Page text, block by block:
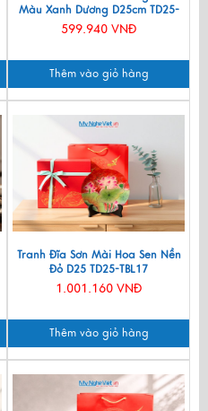
Màu Xanh Dương D25cm TD25-
2.2
599.940 VNĐ
Thêm vào giỏ hàng
Tranh Đĩa Sơn Mài Hoa Sen Nền
Đỏ D25 TD25-TBL17
1.001.160 VNĐ
Thêm vào giỏ hàng